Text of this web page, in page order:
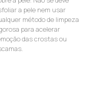
a pele nem usar
método de limpeza
para acelerar
das crostas ou